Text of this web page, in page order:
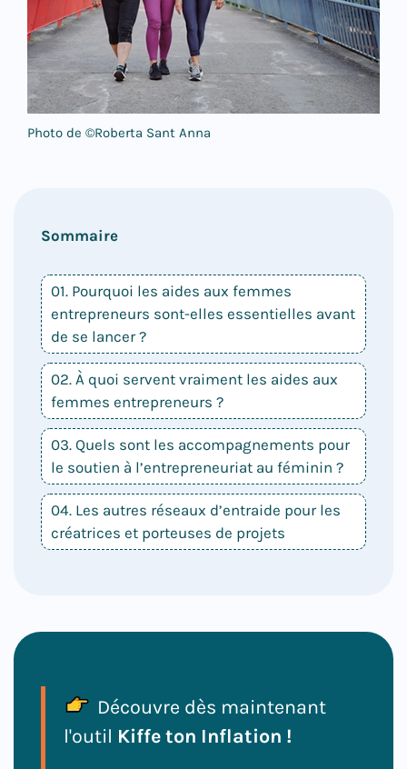
Photo de ©Roberta Sant Anna
Sommaire
01. Pourquoi les aides aux femmes
entrepreneurs sont-elles essentielles avant
de se lancer ?
02. À quoi servent vraiment les aides aux
femmes entrepreneurs ?
03. Quels sont les accompagnements pour
le soutien à l’entrepreneuriat au féminin ?
04. Les autres réseaux d’entraide pour les
créatrices et porteuses de projets
Découvre dès maintenant
l'outil Kiffe ton Inflation !